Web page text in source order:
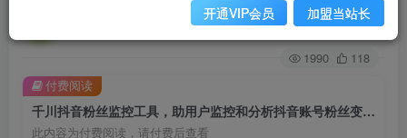
关注
1990 118
千川抖音粉丝监控工具，助用户监控和分析抖音账号粉丝变化的工具【永久脚本+使用教程】
此内容为付费阅读，请付费后查看
付费阅读
开通VIP会员 加盟当站长